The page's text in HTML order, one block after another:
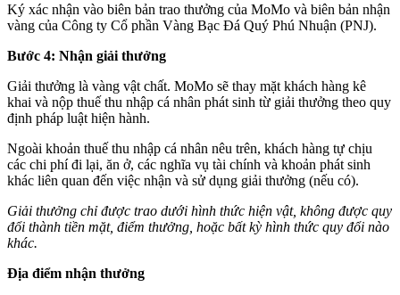
Ký xác nhận vào biên bản trao thưởng của MoMo và biên bản nhận
vàng của Công ty Cổ phần Vàng Bạc Đá Quý Phú Nhuận (PNJ).
Bước 4: Nhận giải thưởng
Giải thưởng là vàng vật chất. MoMo sẽ thay mặt khách hàng kê
khai và nộp thuế thu nhập cá nhân phát sinh từ giải thưởng theo quy
định pháp luật hiện hành.
Ngoài khoản thuế thu nhập cá nhân nêu trên, khách hàng tự chịu
các chi phí đi lại, ăn ở, các nghĩa vụ tài chính và khoản phát sinh
khác liên quan đến việc nhận và sử dụng giải thưởng (nếu có).
Giải thưởng chỉ được trao dưới hình thức hiện vật, không được quy
đổi thành tiền mặt, điểm thưởng, hoặc bất kỳ hình thức quy đổi nào
khác.
Địa điểm nhận thưởng